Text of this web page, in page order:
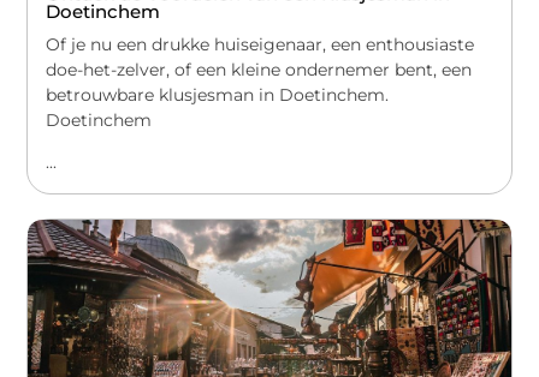
Doetinchem
Of je nu een drukke huiseigenaar, een enthousiaste
doe-het-zelver, of een kleine ondernemer bent, een
betrouwbare klusjesman in Doetinchem.
Doetinchem
...